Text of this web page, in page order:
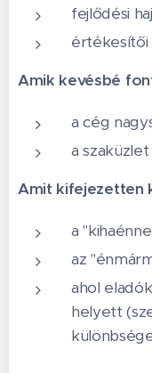
fejlődési
Amik kevésbé
a cég
a
Amit kifejezetten
a
az
ahol
helyett